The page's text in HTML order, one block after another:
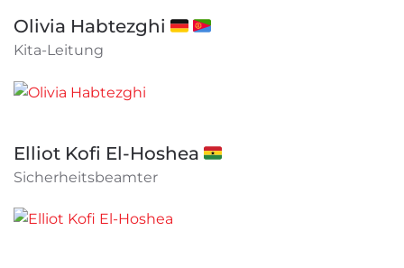
Olivia Habtezghi 🇩🇪 🇪🇷
Kita-Leitung
Elliot Kofi El-Hoshea 🇬🇭
Sicherheitsbeamter